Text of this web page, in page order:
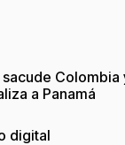
Colombia
a Panamá
digital